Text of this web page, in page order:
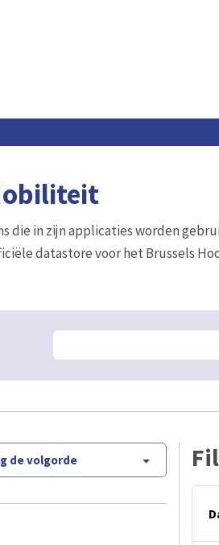
die in zijn applicaties worden
datastore voor het Brussels
de volgorde